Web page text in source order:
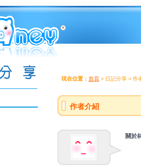
現在位置： 首頁> 日記分享 > 作
作者介紹
關於